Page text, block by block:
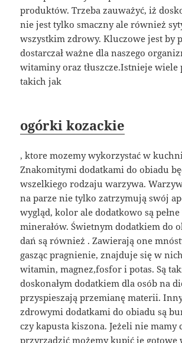
produktów. Trzeba zauważyć, iż
nie jest tylko smaczny ale również
wszystkim zdrowy. Kluczowe jest by
dostarczał ważne dla naszego
witaminy oraz tłuszcze.Istnieje
takich jak
ogórki kozackie
, ktore mozemy wykorzystać w
Znakomitymi dodatkami do obiadu
wszelkiego rodzaju warzywa.
na parze nie tylko zatrzymują swój
wygląd, kolor ale dodatkowo są
minerałów. Świetnym dodatkiem do
dań są również . Zawierają one
gasząc pragnienie, znajduje się w
witamin, magnez,fosfor i potas. Są
doskonałym dodatkiem dla osób na
przyspieszają przemianę materii.
zdrowymi dodatkami do obiadu są
czy kapusta kiszona. Jeżeli nie mamy
przyrządzić możemy kupić je gotowe